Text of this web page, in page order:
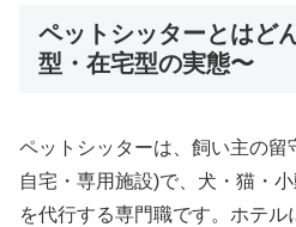
ペットシッターとはど
型・在宅型の実態〜
ペットシッターは、飼い主の留
自宅・専用施設)で、犬・猫・
を代行する専門職です。ホテル